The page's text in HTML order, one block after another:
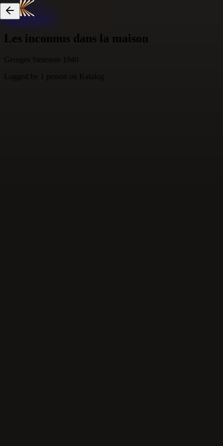
Skip to content
Les inconnus dans la maison
Georges Simenon· 1940
Logged by
1 person on Katalog